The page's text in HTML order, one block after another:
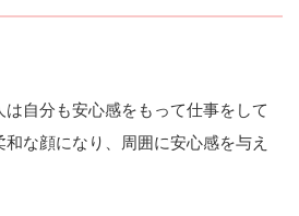
自分も安心感をもって仕事をして
な顔になり、周囲に安心感を与え